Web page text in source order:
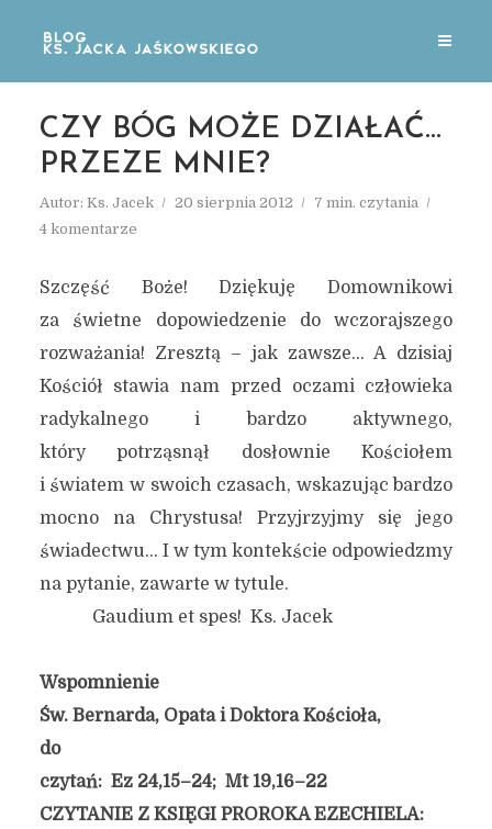
CZY BÓG MOŻE DZIAŁAĆ…
PRZEZE MNIE?
Autor: Ks. Jacek 20 sierpnia 2012
7 min. czytania
4 komentarze
Szczęść Boże! Dziękuję Domownikowi
za świetne dopowiedzenie do wczorajszego
rozważania! Zresztą – jak zawsze… A dzisiaj
Kościół stawia nam przed oczami człowieka
radykalnego i bardzo aktywnego,
który potrząsnął dosłownie Kościołem
i światem w swoich czasach, wskazując bardzo
mocno na Chrystusa! Przyjrzyjmy się jego
świadectwu… I w tym kontekście odpowiedzmy
na pytanie, zawarte w tytule.
Gaudium et spes! Ks. Jacek
Wspomnienie
Św. Bernarda, Opata i Doktora Kościoła,
do
czytań: Ez 24,15–24; Mt 19,16–22
CZYTANIE Z KSIĘGI PROROKA EZECHIELA: